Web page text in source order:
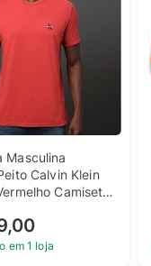
Masculina
Calvin Klein
Camiseta
Jeans
Pp
em 1 loja